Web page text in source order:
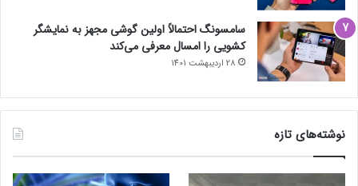
سامسونگ احتمالاً اولین گوشی مجهز به نمایشگر
کشویی را امسال معرفی می‌کند
28 اردیبهشت 1401
نوشته‌های تازه